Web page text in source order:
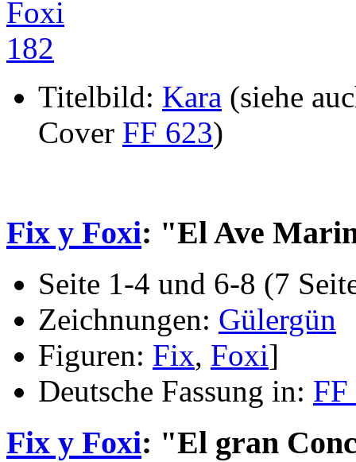
Titelbild: Kara (siehe
Cover FF 623)
Fix y Foxi: "El Ave
Seite 1-4 und 6-8 (7
Zeichnungen: Gülergün
Figuren: Fix, Foxi]
Deutsche Fassung in: FF
Fix y Foxi: "El gran